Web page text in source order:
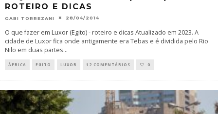
ROTEIRO E DICAS
GABI TORREZANI 28/04/2014
O que fazer em Luxor (Egito) - roteiro e dicas Atualizado em 2023. A
cidade de Luxor fica onde antigamente era Tebas e é dividida pelo Rio
Nilo em duas partes...
ÁFRICA EGITO LUXOR 12 COMENTÁRIOS 0